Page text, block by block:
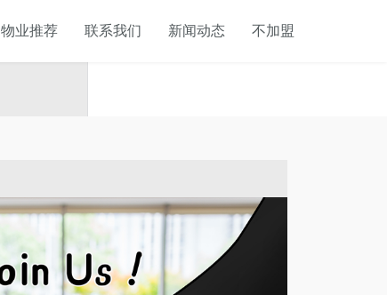
物业推荐 联系我们 新闻动态 不加盟